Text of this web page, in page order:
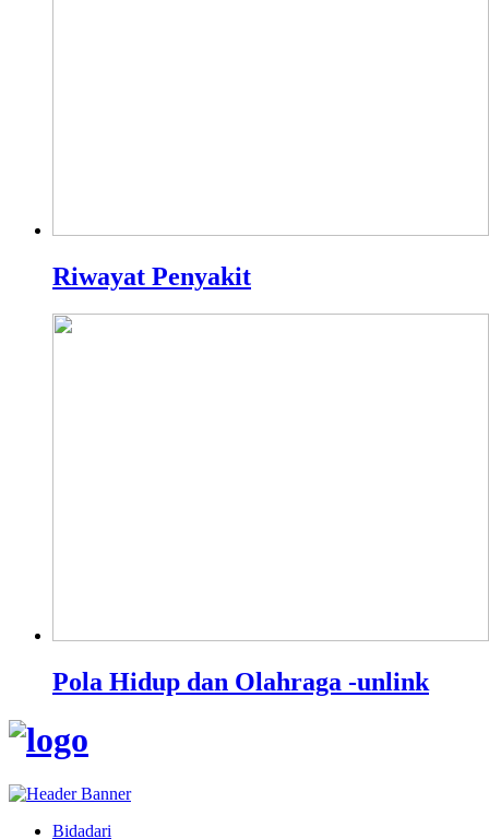
Riwayat Penyakit
Pola Hidup dan Olahraga -unlink
Bidadari